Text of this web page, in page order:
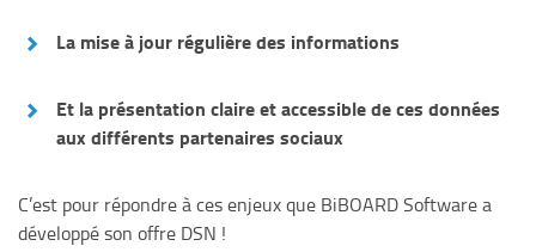
La mise à jour régulière des informations
Et la présentation claire et accessible de ces données
aux différents partenaires sociaux
C’est pour répondre à ces enjeux que BiBOARD Software a
développé son offre DSN !